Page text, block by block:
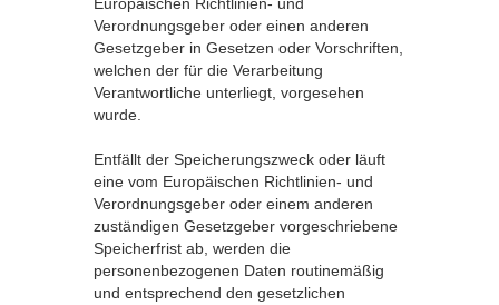
Verordnungsgeber oder einen anderen
Gesetzgeber in Gesetzen oder Vorschriften,
welchen der für die Verarbeitung
Verantwortliche unterliegt, vorgesehen
wurde.
Entfällt der Speicherungszweck oder läuft
eine vom Europäischen Richtlinien- und
Verordnungsgeber oder einem anderen
zuständigen Gesetzgeber vorgeschriebene
Speicherfrist ab, werden die
personenbezogenen Daten routinemäßig
und entsprechend den gesetzlichen